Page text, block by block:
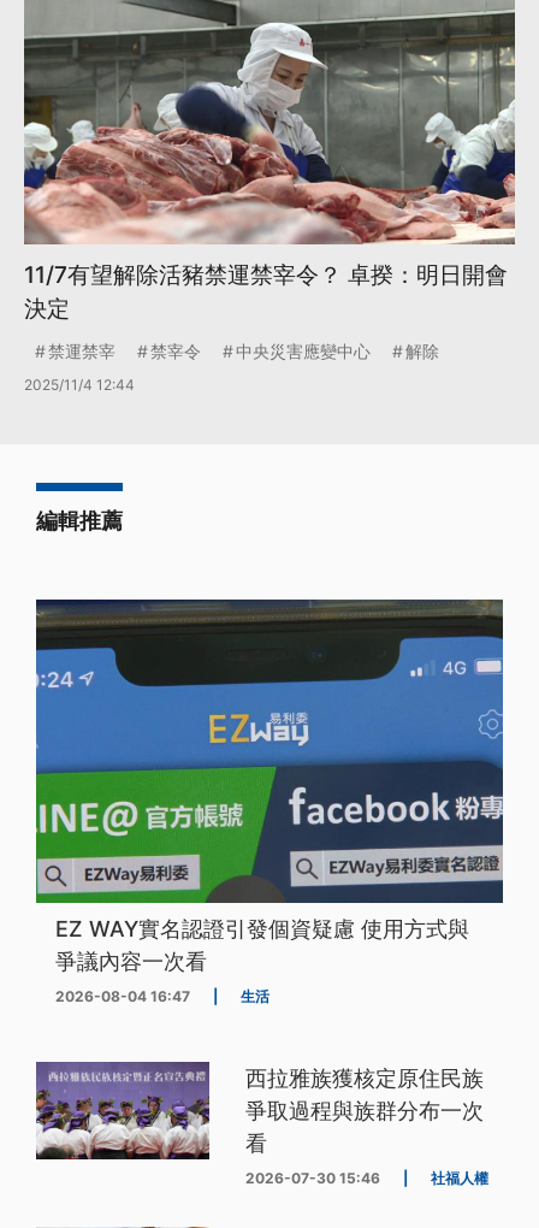
11/7有望解除活豬禁運禁宰令？ 卓揆：明日開會
決定
禁運禁宰 禁宰令 中央災害應變中心 解除
2025/11/4 12:44
編輯推薦
EZ WAY實名認證引發個資疑慮 使用方式與
爭議內容一次看
2026-08-04 16:47 生活
西拉雅族獲核定原住民族
爭取過程與族群分布一次
看
2026-07-30 15:46 社福人權